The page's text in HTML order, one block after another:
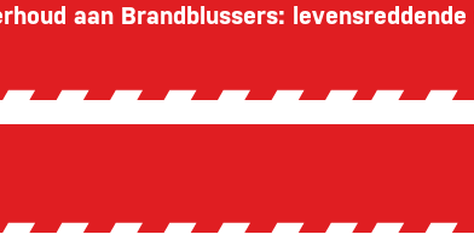
aan Brandblussers: